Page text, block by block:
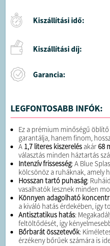
Kiszállítási idő:
Kiszállítási díj:
Garancia:
LEGFONTOSABB INFÓK:
Ez a prémium minőségű
garantálja, hanem finom,
A 1,7 literes kiszerelés akár68
választás minden háztartás
Intenzív frissesség: A Blue
kölcsönöz a ruháknak, amely
Hosszan tartó puhaság:
vasalhatók lesznek minden
Könnyen adagolható
a kiváló hatás érdekében, így
Antisztatikus hatás:
feltöltődését, így
Bőrbarát összetevők:
érzékeny bőrűek számára is